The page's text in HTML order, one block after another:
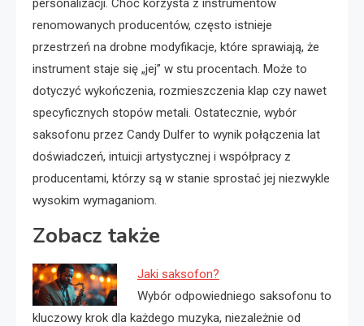
personalizacji. Choć korzysta z instrumentów
renomowanych producentów, często istnieje
przestrzeń na drobne modyfikacje, które sprawiają, że
instrument staje się „jej” w stu procentach. Może to
dotyczyć wykończenia, rozmieszczenia klap czy nawet
specyficznych stopów metali. Ostatecznie, wybór
saksofonu przez Candy Dulfer to wynik połączenia lat
doświadczeń, intuicji artystycznej i współpracy z
producentami, którzy są w stanie sprostać jej niezwykle
wysokim wymaganiom.
Zobacz także
Jaki saksofon?
Wybór odpowiedniego saksofonu to
kluczowy krok dla każdego muzyka, niezależnie od